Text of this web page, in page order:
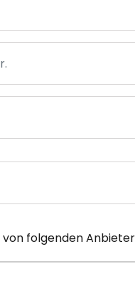
folgenden